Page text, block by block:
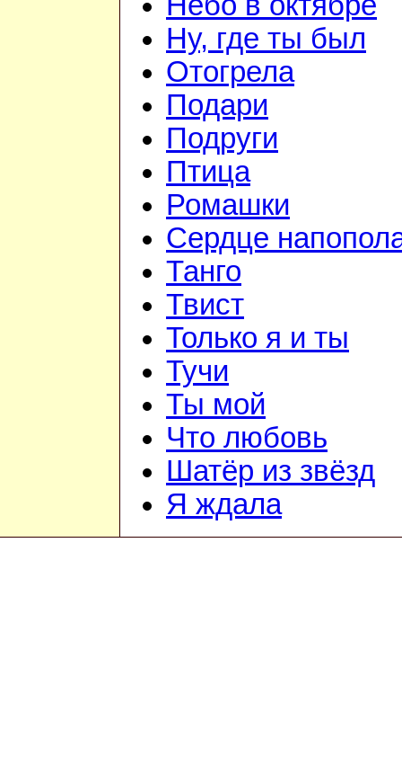
Ну, где ты был
Отогрела
Подари
Подруги
Птица
Ромашки
Сердце
Танго
Твист
Только я и ты
Тучи
Ты мой
Что любовь
Шатёр из звёзд
Я ждала